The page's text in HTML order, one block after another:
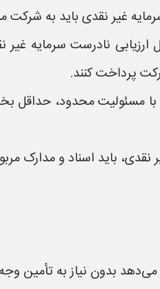
غیر نقدی باید به شرکت
نادرست سرمایه غیر
پرداخت کنند.
مسئولیت محدود، حداقل
باید اسناد و مدارک
بدون نیاز به تأمین